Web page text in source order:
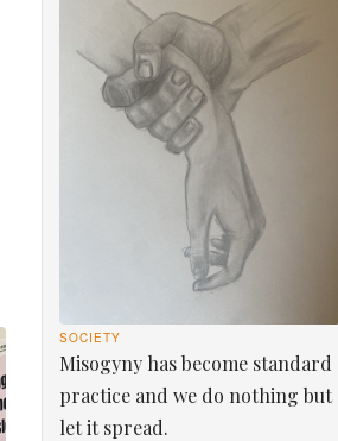
SOCIETY
Misogyny has become standard
practice and we do nothing but
let it spread.